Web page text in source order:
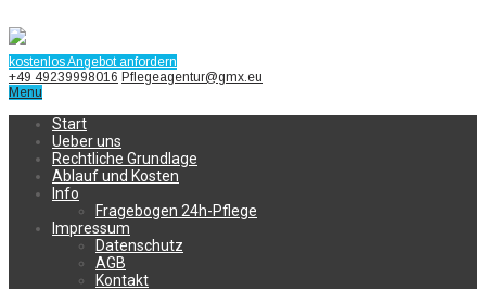
kostenlos Angebot anfordern
+49 49239998016 Pflegeagentur@gmx.eu
Menu
Start
Ueber uns
Rechtliche Grundlage
Ablauf und Kosten
Info
Fragebogen 24h-Pflege
Impressum
Datenschutz
AGB
Kontakt